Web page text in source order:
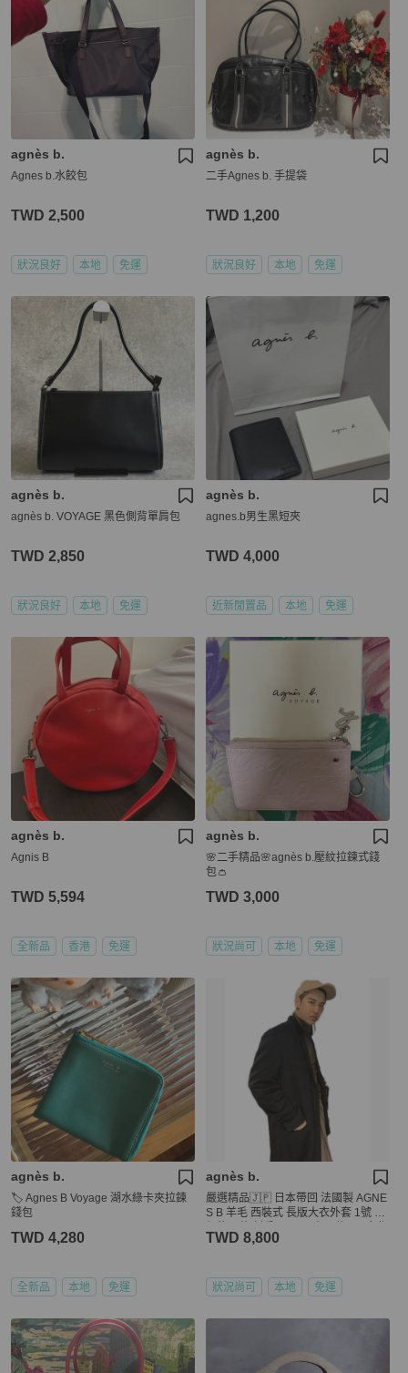
agnès b.
Agnes b.水餃包
TWD 2,500
狀況良好 本地 免運
agnès b.
二手Agnes b. 手提袋
TWD 1,200
狀況良好 本地 免運
agnès b.
agnès b. VOYAGE 黑色側背單肩包
TWD 2,850
狀況良好 本地 免運
agnès b.
agnes.b男生黑短夾
TWD 4,000
近新閒置品 本地 免運
agnès b.
Agnis B
TWD 5,594
全新品 香港 免運
agnès b.
🌸二手精品🌸agnès b.壓紋拉鍊式錢
包👛
TWD 3,000
狀況尚可 本地 免運
agnès b.
🏷️ Agnes B Voyage 湖水綠卡夾拉鍊
錢包
TWD 4,280
全新品 本地 免運
agnès b.
嚴選精品🇯🇵 日本帶回 法國製 AGNE
S B 羊毛 西裝式 長版大衣外套 1號 原
可以穿 肩寬約46cm 衣長含領110cm
TWD 8,800
狀況尚可 本地 免運